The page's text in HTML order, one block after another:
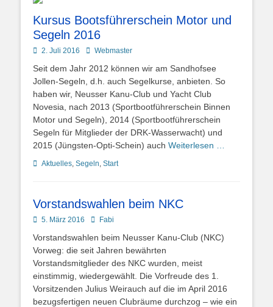
Kursus Bootsführerschein Motor und
Segeln 2016
Posted
2. Juli 2016 AutorWebmaster
Seit dem Jahr 2012 können wir am Sandhofsee
Jollen-Segeln, d.h. auch Segelkurse, anbieten. So
haben wir, Neusser Kanu-Club und Yacht Club
Novesia, nach 2013 (Sportbootführerschein Binnen
Motor und Segeln), 2014 (Sportbootführerschein
Segeln für Mitglieder der DRK-Wasserwacht) und
2015 (Jüngsten-Opti-Schein) auch Weiterlesen …
Kategorien
Aktuelles, Segeln, Start
Vorstandswahlen beim NKC
Posted
5. März 2016 AutorFabi
Vorstandswahlen beim Neusser Kanu-Club (NKC)
Vorweg: die seit Jahren bewährten
Vorstandsmitglieder des NKC wurden, meist
einstimmig, wiedergewählt. Die Vorfreude des 1.
Vorsitzenden Julius Weirauch auf die im April 2016
bezugsfertigen neuen Clubräume durchzog – wie ein